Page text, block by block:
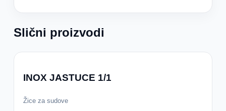
Slični proizvodi
INOX JASTUCE 1/1
Žice za sudove